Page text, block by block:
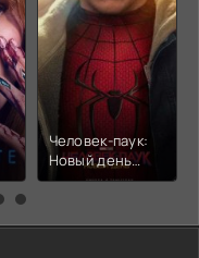
Человек-паук:
Новый день
(2026)